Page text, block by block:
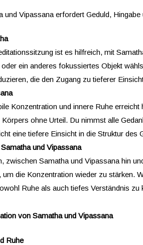
und Vipassana erfordert Geduld,
ist es hilfreich, mit
ein anderes fokussiertes Objekt
die den Zugang zu tieferer
Konzentration und innere Ruhe
ohne Urteil. Du nimmst alle
eine tiefere Einsicht in die Struktur des
und Vipassana
zwischen Samatha und Vipassana hin
um die Konzentration wieder zu stärken.
Ruhe als auch tiefes Verständnis zu
von Samatha und Vipassana
Ruhe